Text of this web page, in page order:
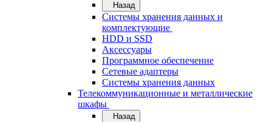
Назад
Системы хранения данных и
комплектующие
HDD и SSD
Аксессуары
Программное обеспечение
Сетевые адаптеры
Системы хранения данных
Телекоммуникационные и металлические
шкафы
Назад